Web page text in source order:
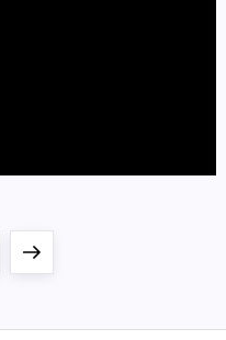
Next